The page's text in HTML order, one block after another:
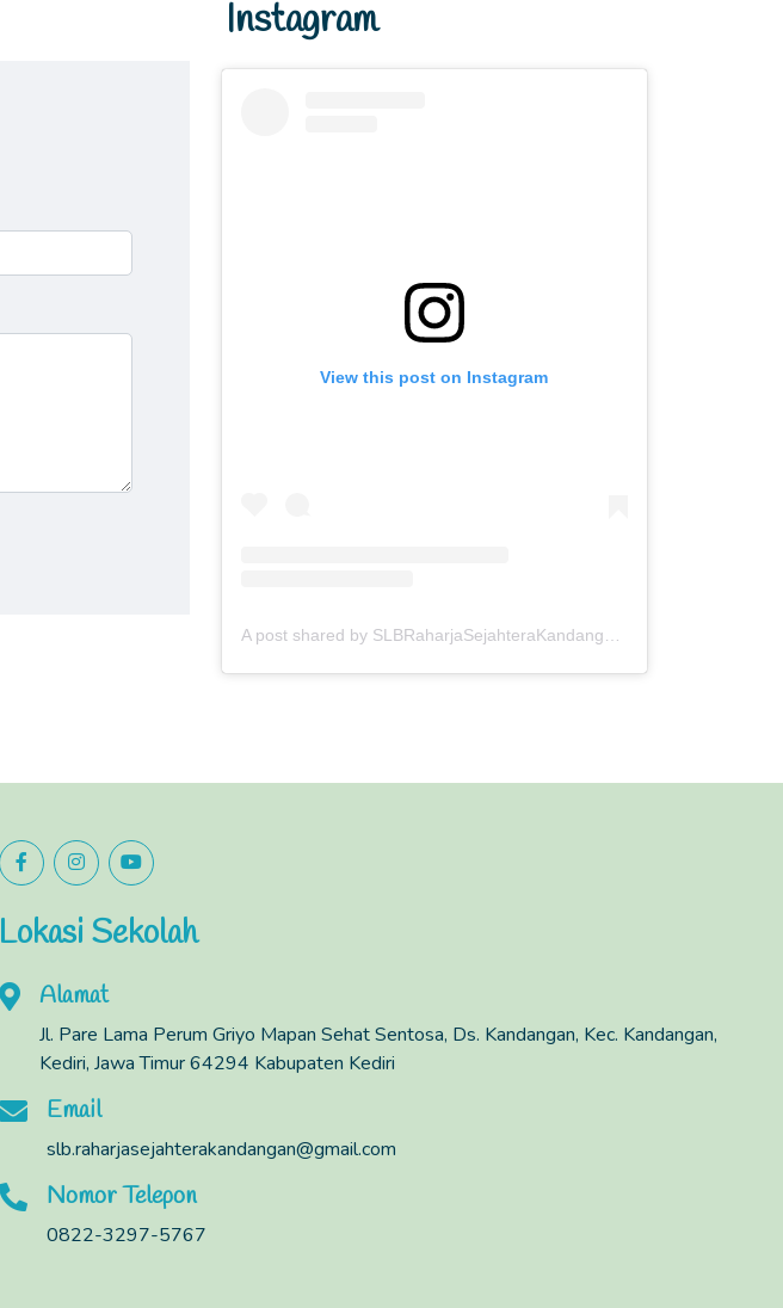
Instagram
View this post on Instagram
Lokasi Sekolah
Alamat
Jl. Pare Lama Perum Griyo Mapan Sehat Sentosa, Ds. Kandangan, Kec. Kandangan,
Kediri, Jawa Timur 64294 Kabupaten Kediri
Email
slb.raharjasejahterakandangan@gmail.com
Nomor Telepon
0822-3297-5767